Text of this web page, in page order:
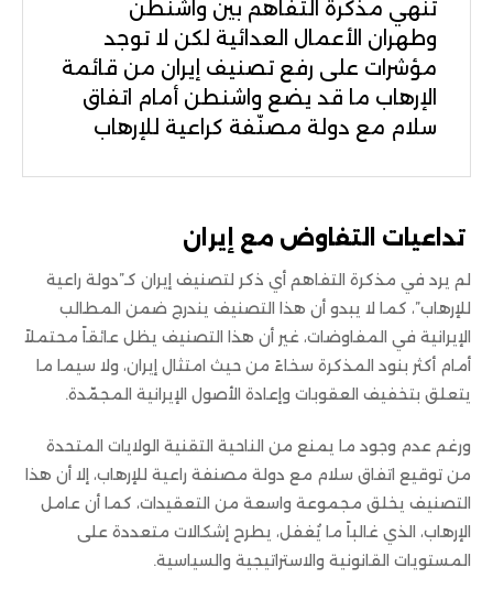
تنهي مذكرة التفاهم بين واشنطن
وطهران الأعمال العدائية لكن لا توجد
مؤشرات على رفع تصنيف إيران من قائمة
الإرهاب ما قد يضع واشنطن أمام اتفاق
سلام مع دولة مصنّفة كراعية للإرهاب
تداعيات التفاوض مع إيران
لم يرد في مذكرة التفاهم أي ذكر لتصنيف إيران كـ”دولة راعية
للإرهاب”، كما لا يبدو أن هذا التصنيف يندرج ضمن المطالب
الإيرانية في المفاوضات، غير أن هذا التصنيف يظل عائقاً محتملاً
أمام أكثر بنود المذكرة سخاءً من حيث امتثال إيران، ولا سيما ما
يتعلق بتخفيف العقوبات وإعادة الأصول الإيرانية المجمّدة.
ورغم عدم وجود ما يمنع من الناحية التقنية الولايات المتحدة
من توقيع اتفاق سلام مع دولة مصنفة راعية للإرهاب، إلا أن هذا
التصنيف يخلق مجموعة واسعة من التعقيدات، كما أن عامل
الإرهاب، الذي غالباً ما يُغفل، يطرح إشكالات متعددة على
المستويات القانونية والاستراتيجية والسياسية.